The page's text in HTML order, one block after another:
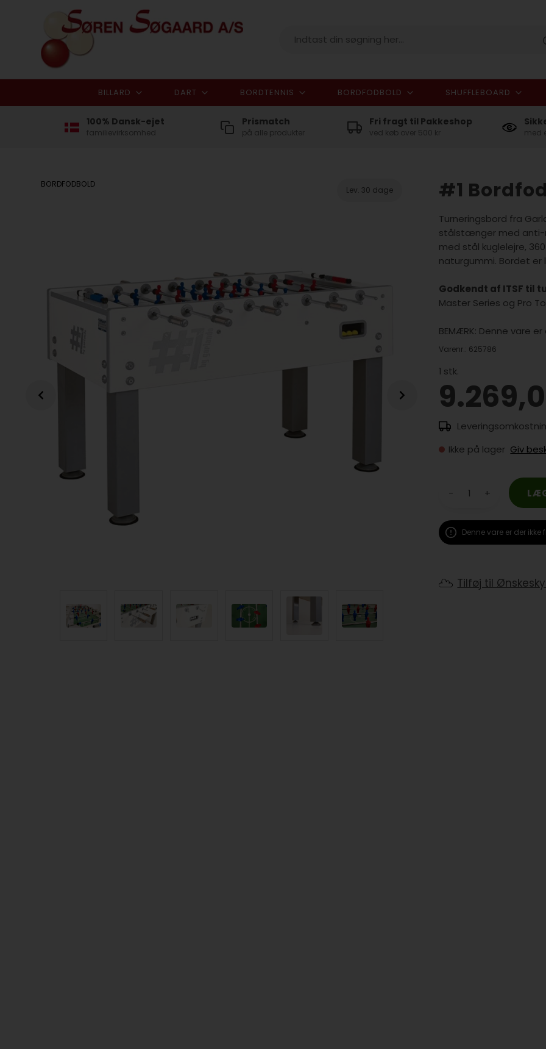
I alt
BILLARD DART BORDTENNIS BORDFODBOLD SHUFFLEBOARD
100% Dansk-ejet
familievirksomhed
Prismatch
på alle produkter
Fri fragt til Pakkeshop
ved køb over 500 kr med
BORDFODBOLD
Lev. 30 dage #1
Turneringsbord fra
stålstænger med anti-
med stål kuglelejre,
naturgummi. Bordet
Godkendt af ITSF til
Master Series og Pro
BEMÆRK: Denne vare
Varenr.: 625786
1 stk.
Ikke på lager Giv
- +
Denne vare er der
Tilføj til